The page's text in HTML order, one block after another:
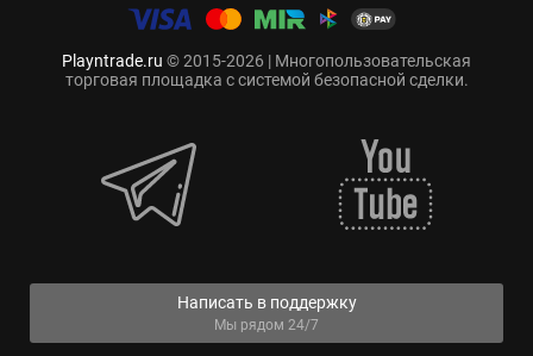
Playntrade.ru © 2015-2026 | Многопользовательская
торговая площадка с системой безопасной сделки.
Написать в поддержку
Мы рядом 24/7